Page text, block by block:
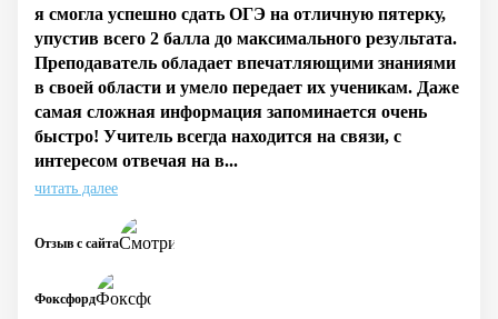
я смогла успешно сдать ОГЭ на отличную пятерку,
упустив всего 2 балла до максимального результата.
Преподаватель обладает впечатляющими знаниями
в своей области и умело передает их ученикам. Даже
самая сложная информация запоминается очень
быстро! Учитель всегда находится на связи, с
интересом отвечая на в...
читать далее
Фоксфорд
Отзыв с сайта